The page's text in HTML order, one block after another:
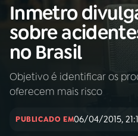
Buscar
na
Rádio
Nacional
AO
INÍCIO
Inmetro
sobre
no Brasil
Objetivo é identificar os
oferecem mais risco
PUBLICADO EM06/04/2015,